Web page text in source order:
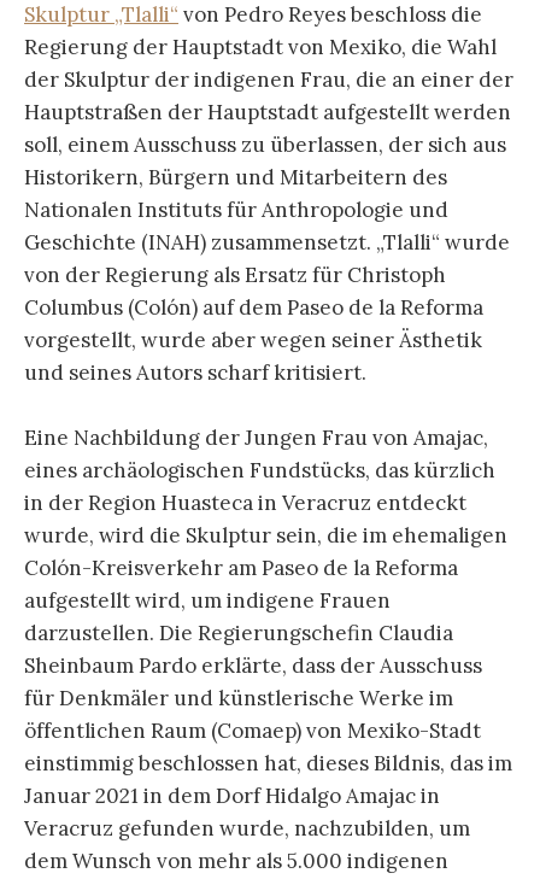
Skulptur „Tlalli“ von Pedro Reyes beschloss die
Regierung der Hauptstadt von Mexiko, die Wahl
der Skulptur der indigenen Frau, die an einer der
Hauptstraßen der Hauptstadt aufgestellt werden
soll, einem Ausschuss zu überlassen, der sich aus
Historikern, Bürgern und Mitarbeitern des
Nationalen Instituts für Anthropologie und
Geschichte (INAH) zusammensetzt. „Tlalli“ wurde
von der Regierung als Ersatz für Christoph
Columbus (Colón) auf dem Paseo de la Reforma
vorgestellt, wurde aber wegen seiner Ästhetik
und seines Autors scharf kritisiert.
Eine Nachbildung der Jungen Frau von Amajac,
eines archäologischen Fundstücks, das kürzlich
in der Region Huasteca in Veracruz entdeckt
wurde, wird die Skulptur sein, die im ehemaligen
Colón-Kreisverkehr am Paseo de la Reforma
aufgestellt wird, um indigene Frauen
darzustellen. Die Regierungschefin Claudia
Sheinbaum Pardo erklärte, dass der Ausschuss
für Denkmäler und künstlerische Werke im
öffentlichen Raum (Comaep) von Mexiko-Stadt
einstimmig beschlossen hat, dieses Bildnis, das im
Januar 2021 in dem Dorf Hidalgo Amajac in
Veracruz gefunden wurde, nachzubilden, um
dem Wunsch von mehr als 5.000 indigenen